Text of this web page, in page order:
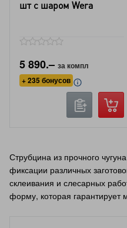
шт с шаром Wera
5 890.– за компл
+ 235 бонусов
Струбцина из прочного
фиксации различных
склеивания и слесарных
форму, которая